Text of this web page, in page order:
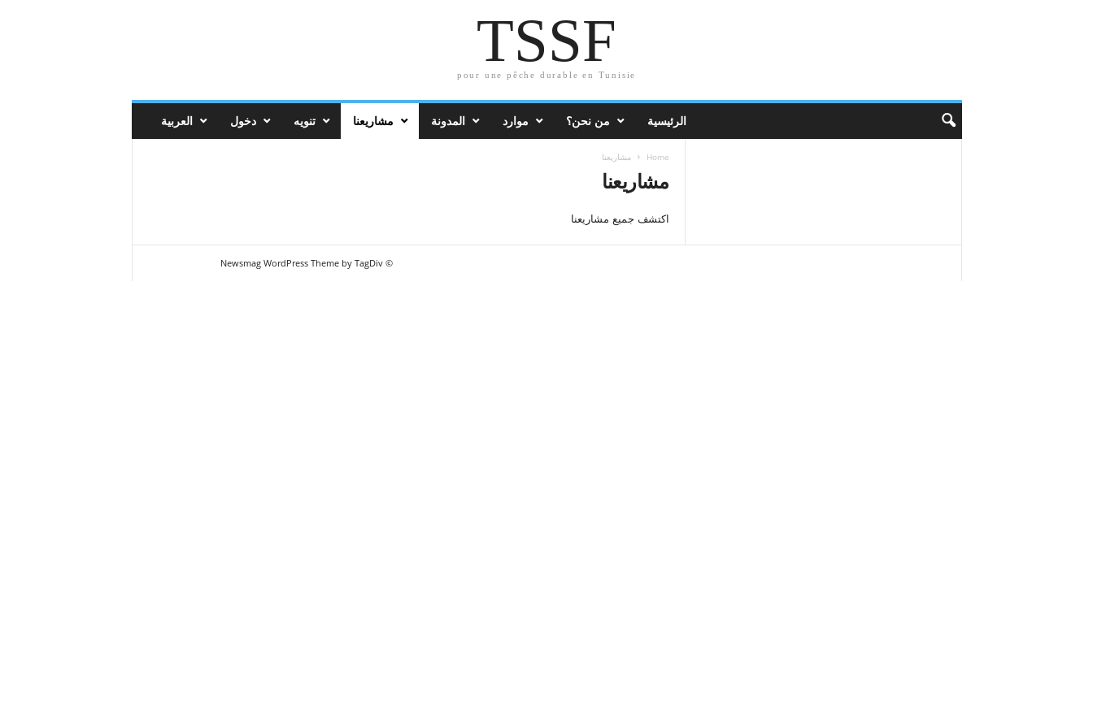
TSSF
pour une pêche durable en Tunisie
العربية دخول تنويه مشاريعنا المدونة موارد من نحن؟ الرئيسية
Home مشاريعنا
مشاريعنا
اكتشف جميع مشاريعنا
© Newsmag WordPress Theme by TagDiv